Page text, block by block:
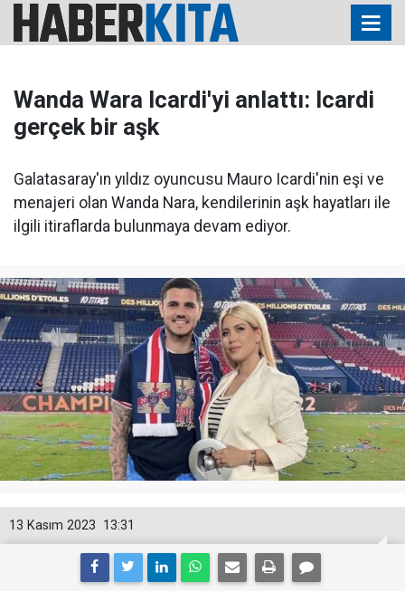
Wanda Wara Icardi'yi anlattı: Icardi
gerçek bir aşk
Galatasaray'ın yıldız oyuncusu Mauro Icardi'nin eşi ve
menajeri olan Wanda Nara, kendilerinin aşk hayatları ile
ilgili itiraflarda bulunmaya devam ediyor.
13:31
13 Kasım 2023